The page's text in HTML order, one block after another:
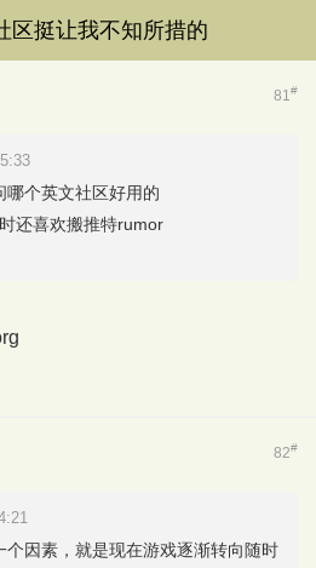
区挺让我不知所措的
81#
哪个英文社区好用的
还喜欢搬推特rumor
82#
因素，就是现在游戏逐渐转向随时